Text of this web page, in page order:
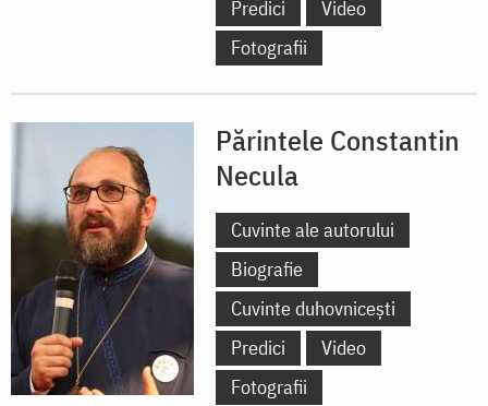
Predici
Video
Fotografii
Părintele Constantin
Necula
Cuvinte ale autorului
Biografie
Cuvinte duhovnicești
Predici
Video
Fotografii